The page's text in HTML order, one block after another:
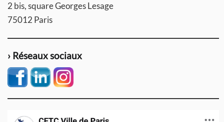
2 bis, square Georges Lesage
75012 Paris
› Réseaux sociaux